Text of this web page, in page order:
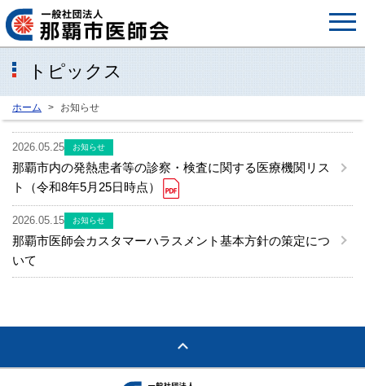
トピックス
ホーム お知らせ
2026.05.25 お知らせ
那覇市内の発熱患者等の診察・検査に関する医療機関リス
ト（令和8年5月25日時点）
2026.05.15 お知らせ
那覇市医師会カスタマーハラスメント基本方針の策定につ
いて